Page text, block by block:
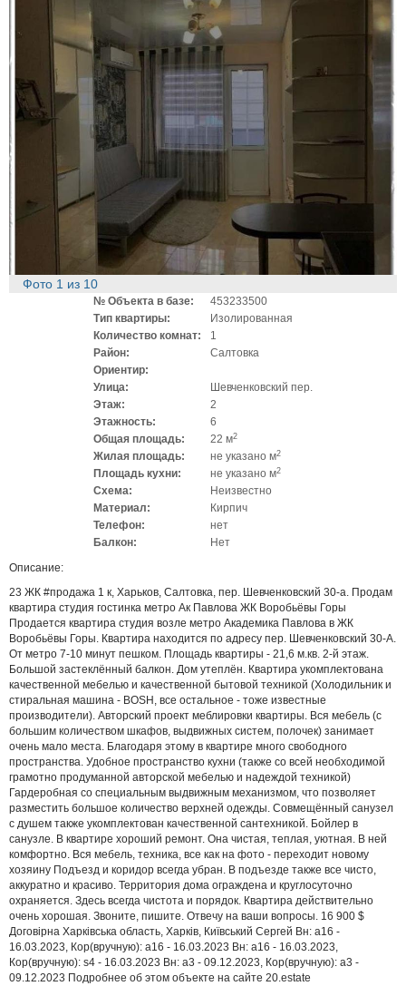
Фото 1 из 10
№ Объекта в базе:
453233500
Тип квартиры:
Изолированная
Количество комнат:
1
Район:
Салтовка
Ориентир:
Улица:
Шевченковский пер.
Этаж:
2
Этажность:
6
Общая площадь:
22 м2
Жилая площадь: не указано м2
Площадь кухни: не указано м2
Схема:
Неизвестно
Материал:
Кирпич
Телефон:
нет
Балкон:
Нет
Описание:
23 ЖК #продажа 1 к, Харьков, Салтовка, пер. Шевченковский 30-а. Продам
квартира студия гостинка метро Ак Павлова ЖК Воробьёвы Горы
Продается квартира студия возле метро Академика Павлова в ЖК
Воробьёвы Горы. Квартира находится по адресу пер. Шевченковский 30-А.
От метро 7-10 минут пешком. Площадь квартиры - 21,6 м.кв. 2-й этаж.
Большой застеклённый балкон. Дом утеплён. Квартира укомплектована
качественной мебелью и качественной бытовой техникой (Холодильник и
стиральная машина - BOSH, все остальное - тоже известные
производители). Авторский проект меблировки квартиры. Вся мебель (с
большим количеством шкафов, выдвижных систем, полочек) занимает
очень мало места. Благодаря этому в квартире много свободного
пространства. Удобное пространство кухни (также со всей необходимой
грамотно продуманной авторской мебелью и надеждой техникой)
Гардеробная со специальным выдвижным механизмом, что позволяет
разместить большое количество верхней одежды. Совмещённый санузел
с душем также укомплектован качественной сантехникой. Бойлер в
санузле. В квартире хороший ремонт. Она чистая, теплая, уютная. В ней
комфортно. Вся мебель, техника, все как на фото - переходит новому
хозяину Подъезд и коридор всегда убран. В подъезде также все чисто,
аккуратно и красиво. Территория дома ограждена и круглосуточно
охраняется. Здесь всегда чистота и порядок. Квартира действительно
очень хорошая. Звоните, пишите. Отвечу на ваши вопросы. 16 900 $
Договірна Харківська область, Харків, Київський Сергей Вн: a16 -
16.03.2023, Кор(вручную): a16 - 16.03.2023 Вн: a16 - 16.03.2023,
Кор(вручную): s4 - 16.03.2023 Вн: a3 - 09.12.2023, Кор(вручную): a3 -
09.12.2023 Подробнее об этом объекте на сайте 20.estate